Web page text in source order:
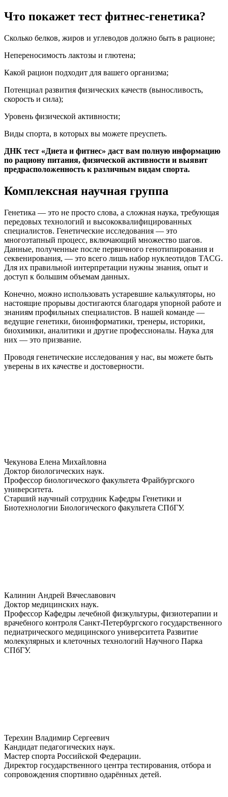
Что покажет тест фитнес-генетика?
Сколько белков, жиров и углеводов должно быть в рационе;
Непереносимость лактозы и глютена;
Какой рацион подходит для вашего организма;
Потенциал развития физических качеств (выносливость,
скорость и сила);
Уровень физической активности;
Виды спорта, в которых вы можете преуспеть.
ДНК тест «Диета и фитнес» даст вам полную информацию
по рациону питания, физической активности и выявит
предрасположенность к различным видам спорта.
Комплексная научная группа
Генетика — это не просто слова, а сложная наука, требующая
передовых технологий и высококвалифицированных
специалистов. Генетические исследования — это
многоэтапный процесс, включающий множество шагов.
Данные, полученные после первичного генотипирования и
секвенирования, — это всего лишь набор нуклеотидов TACG.
Для их правильной интерпретации нужны знания, опыт и
доступ к большим объемам данных.
Конечно, можно использовать устаревшие калькуляторы, но
настоящие прорывы достигаются благодаря упорной работе и
знаниям профильных специалистов. В нашей команде —
ведущие генетики, биоинформатики, тренеры, историки,
биохимики, аналитики и другие профессионалы. Наука для
них — это призвание.
Проводя генетические исследования у нас, вы можете быть
уверены в их качестве и достоверности.
Чекунова Елена Михайловна
Доктор биологических наук.
Профессор биологического факультета Фрайбургского
университета.
Старший научный сотрудник Кафедры Генетики и
Биотехнологии Биологического факультета СПбГУ.
Калинин Андрей Вячеславович
Доктор медицинских наук.
Профессор Кафедры лечебной физкультуры, физиотерапии и
врачебного контроля Санкт-Петербургского государственного
педиатрического медицинского университета Развитие
молекулярных и клеточных технологий Научного Парка
СПбГУ.
Терехин Владимир Сергеевич
Кандидат педагогических наук.
Мастер спорта Российской Федерации.
Директор государственного центра тестирования, отбора и
сопровождения спортивно одарённых детей.